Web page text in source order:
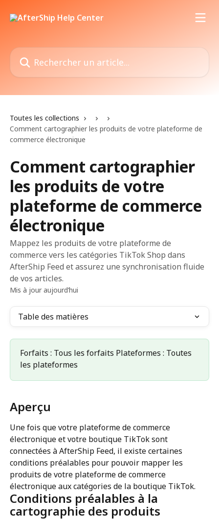
Rechercher un article...
Toutes les collections
Comment cartographier les produits de votre plateforme de
commerce électronique
Comment cartographier
les produits de votre
plateforme de commerce
électronique
Mappez les produits de votre plateforme de
commerce vers les catégories TikTok Shop dans
AfterShip Feed et assurez une synchronisation fluide
de vos articles.
Mis à jour aujourd’hui
Table des matières
Forfaits : Tous les forfaits Plateformes : Toutes
les plateformes
Aperçu
Une fois que votre plateforme de commerce
électronique et votre boutique TikTok sont
connectées à AfterShip Feed, il existe certaines
conditions préalables pour pouvoir mapper les
produits de votre plateforme de commerce
électronique aux catégories de la boutique TikTok.
Conditions préalables à la
cartographie des produits